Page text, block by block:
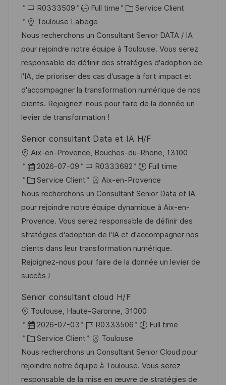
o
c
a
l
i
s
a
t
i
n
a
e
d
’
a
f
f
h
a
g
e
R
é
f
é
r
e
n
c
e
u
p
o
s
t
e
R0333509 Full time
C
t
é
g
o
r
i
Service Client
Toulouse Labege
Nous recherchons un Consultant Senior DATA / IA
pour rejoindre notre équipe à Toulouse. Vous serez
responsable de définir des stratégies d'adoption de
l'IA, de prioriser des cas d'usage à fort impact et
d'accompagner la transformation numérique de nos
clients. Rejoignez-nous pour faire de la donnée un
levier de transformation !
Senior consultant Data et IA H/F
o
c
a
l
i
s
a
t
i
n
Aix-en-Provence, Bouches-du-Rhone, 13100
D
a
t
e
d
’
a
f
f
c
h
a
g
e
2026-07-09
R
é
f
é
r
e
n
c
u
p
o
s
t
e
R0333682
Full time
C
a
t
é
g
o
r
i
Service Client
Aix-en-Provence
Nous recherchons un Consultant Senior Data et IA
pour rejoindre notre équipe dynamique à Aix-en-
Provence. Vous serez responsable de définir des
stratégies d'adoption de l'IA et d'accompagner nos
clients dans leur transformation numérique.
Rejoignez-nous pour faire de la donnée un levier de
succès !
Senior consultant cloud H/F
o
c
a
l
i
Toulouse, Haute-Garonne, 31000
D
a
t
e
d
2026-07-03
R
é
f
é
r
R0333506
Full time
C
a
t
é
Service Client
Toulouse
Nous recherchons un Consultant Senior Cloud pour
rejoindre notre équipe à Toulouse. Vous serez
responsable de la mise en œuvre de stratégies de